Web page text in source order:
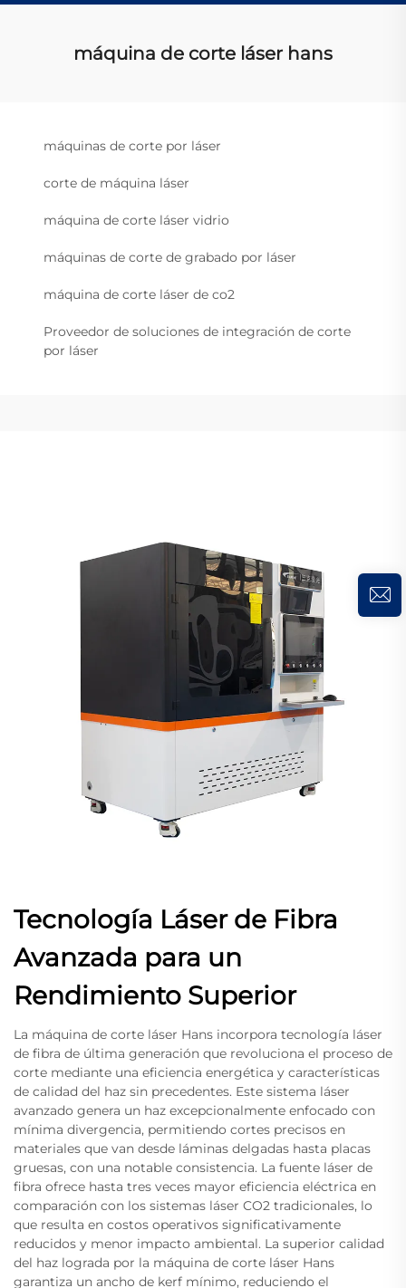
máquina de corte láser hans
máquinas de corte por láser
corte de máquina láser
máquina de corte láser vidrio
máquinas de corte de grabado por láser
máquina de corte láser de co2
Proveedor de soluciones de integración de corte
por láser
Tecnología Láser de Fibra
Avanzada para un
Rendimiento Superior
La máquina de corte láser Hans incorpora tecnología láser
de fibra de última generación que revoluciona el proceso de
corte mediante una eficiencia energética y características
de calidad del haz sin precedentes. Este sistema láser
avanzado genera un haz excepcionalmente enfocado con
mínima divergencia, permitiendo cortes precisos en
materiales que van desde láminas delgadas hasta placas
gruesas, con una notable consistencia. La fuente láser de
fibra ofrece hasta tres veces mayor eficiencia eléctrica en
comparación con los sistemas láser CO2 tradicionales, lo
que resulta en costos operativos significativamente
reducidos y menor impacto ambiental. La superior calidad
del haz lograda por la máquina de corte láser Hans
garantiza un ancho de kerf mínimo, reduciendo el